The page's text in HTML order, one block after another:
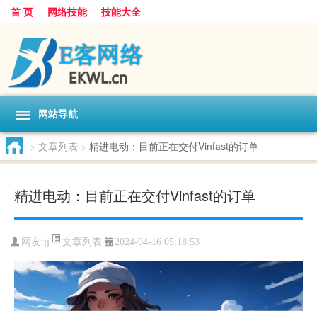
首 页 网络技能 技能大全
网站导航
> 文章列表 > 精进电动：目前正在交付Vinfast的订单
精进电动：目前正在交付Vinfast的订单
网友:jj 文章列表 2024-04-16 05:18:53